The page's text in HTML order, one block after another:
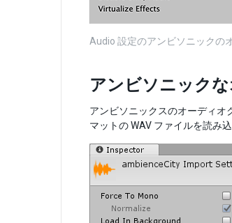
Audio 設定のアンビソニックの
アンビソニック
アンビソニックスのオーディオ
マットの WAV ファイルを読み